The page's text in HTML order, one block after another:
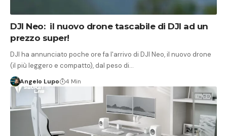
DJI Neo: il nuovo drone tascabile di DJI ad un
prezzo super!
DJI ha annunciato poche ore fa l'arrivo di DJI Neo, il nuovo drone
(il più leggero e compatto), dal peso di…
Angelo Lupo 4 Min